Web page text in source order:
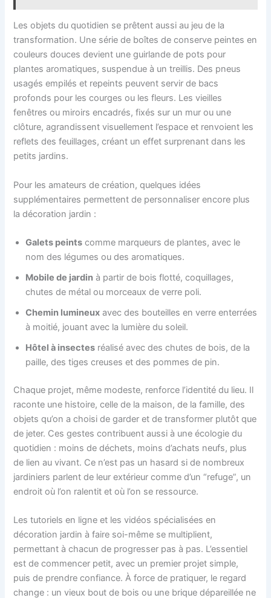
Les objets du quotidien se prêtent aussi au jeu de la
transformation. Une série de boîtes de conserve peintes en
couleurs douces devient une guirlande de pots pour
plantes aromatiques, suspendue à un treillis. Des pneus
usagés empilés et repeints peuvent servir de bacs
profonds pour les courges ou les fleurs. Les vieilles
fenêtres ou miroirs encadrés, fixés sur un mur ou une
clôture, agrandissent visuellement l’espace et renvoient les
reflets des feuillages, créant un effet surprenant dans les
petits jardins.
Pour les amateurs de création, quelques idées
supplémentaires permettent de personnaliser encore plus
la décoration jardin :
Galets peints comme marqueurs de plantes, avec le
nom des légumes ou des aromatiques.
Mobile de jardin à partir de bois flotté, coquillages,
chutes de métal ou morceaux de verre poli.
Chemin lumineux avec des bouteilles en verre enterrées
à moitié, jouant avec la lumière du soleil.
Hôtel à insectes réalisé avec des chutes de bois, de la
paille, des tiges creuses et des pommes de pin.
Chaque projet, même modeste, renforce l’identité du lieu. Il
raconte une histoire, celle de la maison, de la famille, des
objets qu’on a choisi de garder et de transformer plutôt que
de jeter. Ces gestes contribuent aussi à une écologie du
quotidien : moins de déchets, moins d’achats neufs, plus
de lien au vivant. Ce n’est pas un hasard si de nombreux
jardiniers parlent de leur extérieur comme d’un “refuge”, un
endroit où l’on ralentit et où l’on se ressource.
Les tutoriels en ligne et les vidéos spécialisées en
décoration jardin à faire soi-même se multiplient,
permettant à chacun de progresser pas à pas. L’essentiel
est de commencer petit, avec un premier projet simple,
puis de prendre confiance. À force de pratiquer, le regard
change : un vieux bout de bois ou une brique dépareillée ne